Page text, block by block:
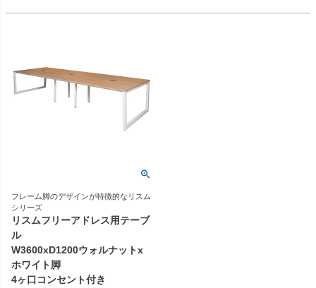
フレーム脚のデザインが特徴的なリスム
シリーズ
リスムフリーアドレス用テーブ
ル
W3600xD1200ウォルナットx
ホワイト脚
4ヶ口コンセント付き